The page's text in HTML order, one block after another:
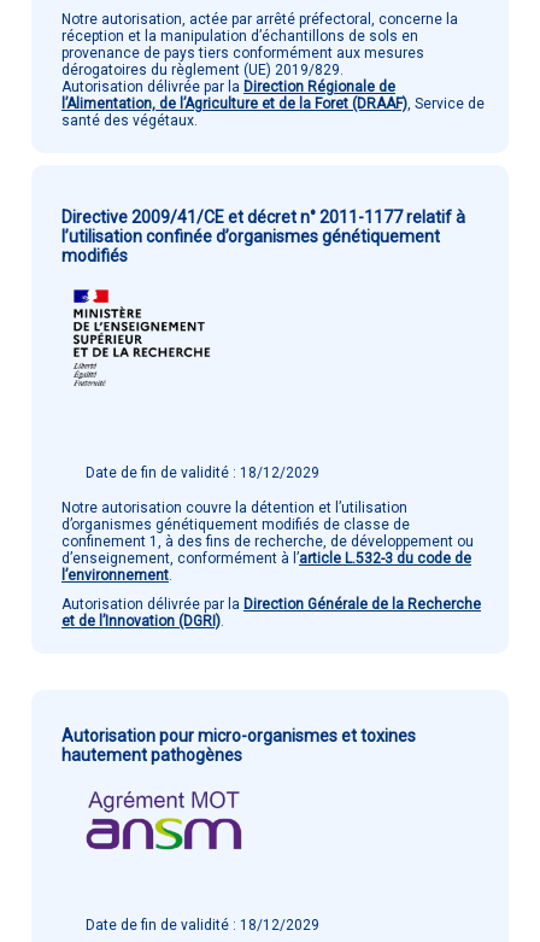
Notre autorisation, actée par arrêté préfectoral, concerne la
réception et la manipulation d’échantillons de sols en
provenance de pays tiers conformément aux mesures
dérogatoires du règlement (UE) 2019/829.
Autorisation délivrée par la Direction Régionale de
l’Alimentation, de l’Agriculture et de la Foret (DRAAF), Service de
santé des végétaux.
Directive 2009/41/CE et décret n° 2011-1177 relatif à
l’utilisation confinée d’organismes génétiquement
modifiés
Date de fin de validité : 18/12/2029
Notre autorisation couvre la détention et l’utilisation
d’organismes génétiquement modifiés de classe de
confinement 1, à des fins de recherche, de développement ou
d’enseignement, conformément à l’article L.532-3 du code de
l’environnement.
Autorisation délivrée par la Direction Générale de la Recherche
et de l’Innovation (DGRI).
Autorisation pour micro-organismes et toxines
hautement pathogènes
Date de fin de validité : 18/12/2029